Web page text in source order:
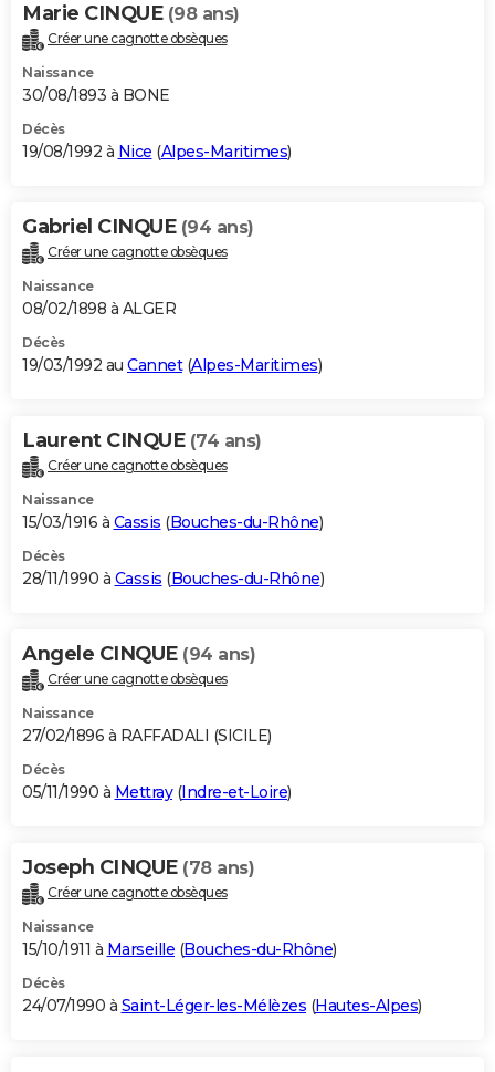
Marie CINQUE (98 ans)
Créer une cagnotte obsèques
Naissance
30/08/1893 à BONE
Décès
19/08/1992 à Nice (Alpes-Maritimes)
Gabriel CINQUE (94 ans)
Créer une cagnotte obsèques
Naissance
08/02/1898 à ALGER
Décès
19/03/1992 au Cannet(Alpes-Maritimes)
Laurent CINQUE (74 ans)
Créer une cagnotte obsèques
Naissance
15/03/1916 à Cassis (Bouches-du-Rhône)
Décès
28/11/1990 à Cassis (Bouches-du-Rhône)
Angele CINQUE (94 ans)
Créer une cagnotte obsèques
Naissance
27/02/1896 à RAFFADALI (SICILE)
Décès
05/11/1990 à Mettray(Indre-et-Loire)
Joseph CINQUE (78 ans)
Créer une cagnotte obsèques
Naissance
15/10/1911 à Marseille (Bouches-du-Rhône)
Décès
24/07/1990 à Saint-Léger-les-Mélèzes (Hautes-Alpes)